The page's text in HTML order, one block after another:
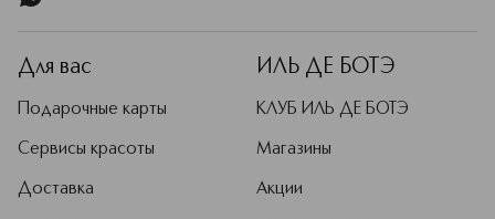
Для вас
Подарочные карты
Сервисы красоты
Доставка
ИЛЬ ДЕ БОТЭ
КЛУБ ИЛЬ ДЕ БОТЭ
Магазины
Акции